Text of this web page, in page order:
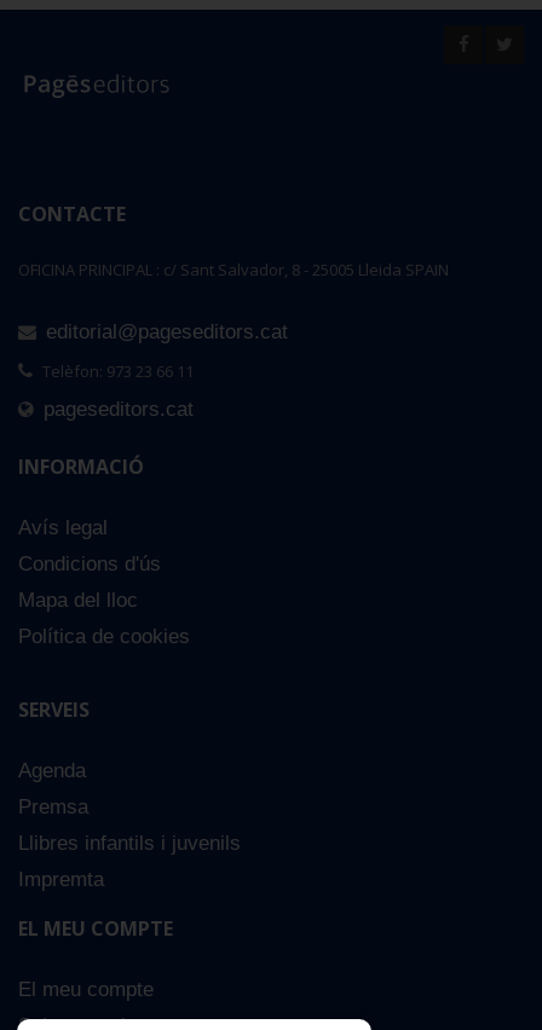
CONTACTE
OFICINA PRINCIPAL : c/ Sant Salvador, 8 - 25005 Lleida SPAIN
editorial@pageseditors.cat
Telèfon: 973 23 66 11
pageseditors.cat
INFORMACIÓ
Avís legal
Condicions d'ús
Mapa del lloc
Política de cookies
SERVEIS
Agenda
Premsa
Llibres infantils i juvenils
Impremta
EL MEU COMPTE
El meu compte